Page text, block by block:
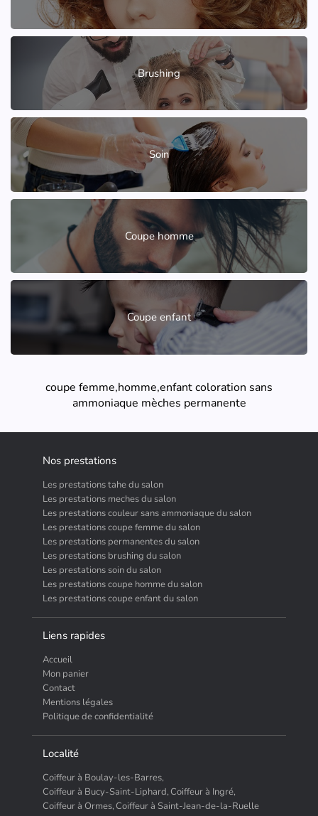
Brushing
Soin
Coupe homme
Coupe enfant
coupe femme,homme,enfant coloration sans
ammoniaque mèches permanente
Nos prestations
Les prestations tahe du salon
Les prestations meches du salon
Les prestations couleur sans ammoniaque du salon
Les prestations coupe femme du salon
Les prestations permanentes du salon
Les prestations brushing du salon
Les prestations soin du salon
Les prestations coupe homme du salon
Les prestations coupe enfant du salon
Liens rapides
Accueil
Mon panier
Contact
Mentions légales
Politique de confidentialité
Localité
Coiffeur à Boulay-les-Barres,
Coiffeur à Bucy-Saint-Liphard, Coiffeur à Ingré,
Coiffeur à Ormes, Coiffeur à Saint-Jean-de-la-Ruelle